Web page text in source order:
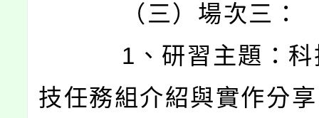
（三）場次三：
1、研習主題：科
技任務組介紹與實作分